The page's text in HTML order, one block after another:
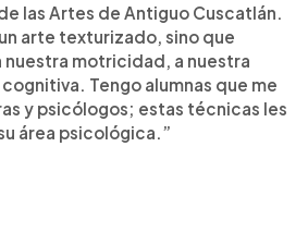
las Artes de Antiguo Cuscatlán.
arte texturizado, sino que
nuestra motricidad, a nuestra
Tengo alumnas que me
y psicólogos; estas técnicas les
área psicológica.”